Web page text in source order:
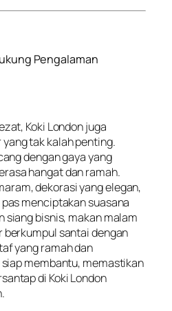
Pengalaman
Koki London juga
tak kalah penting.
dengan gaya yang
hangat dan ramah.
dekorasi yang elegan,
menciptakan suasana
siang bisnis, makan malam
santai dengan
yang ramah dan
membantu, memastikan
di Koki London